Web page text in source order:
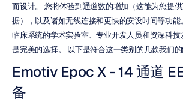
而设计。 您将体验到通道数的增加（这能为您提
据），以及诸如无线连接和更快的安设时间等功
临床系统的学术实验室、专业开发人员和资深科
是完美的选择。 以下是符合这一类别的几款我们的
Emotiv Epoc X - 14 通道
备